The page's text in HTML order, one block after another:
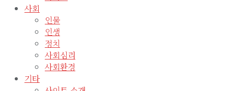
사회
인물
인생
정치
사회심리
사회환경
기타